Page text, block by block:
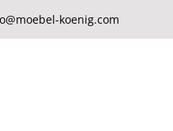
koenig.com